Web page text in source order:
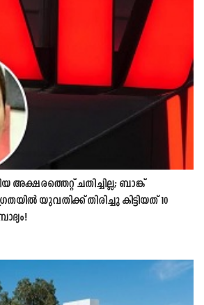
അക്ഷരത്തെറ്റ് ചതിച്ചില്ല; ബാങ്ക്
യുവതിക്ക് തിരിച്ചു കിട്ടിയത് 10